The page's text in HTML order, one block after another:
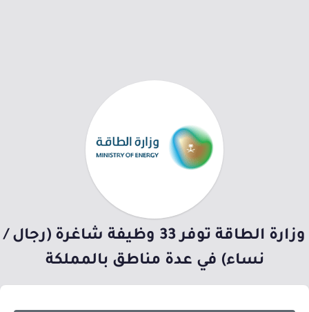
وزارة الطاقة توفر 33 وظيفة شاغرة (رجال /
نساء) في عدة مناطق بالمملكة